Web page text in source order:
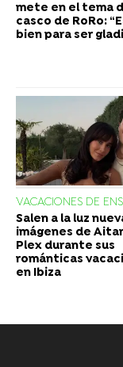
mete en el tema
casco de RoRo:
bien para ser
VACACIONES DE
Salen a la luz
imágenes de
Plex durante sus
románticas
en Ibiza